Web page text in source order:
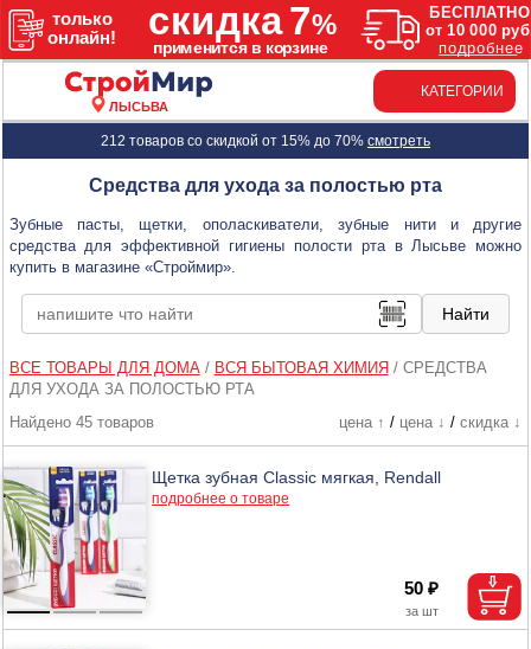
ЛЫСЬВА
КАТЕГОРИИ
212 товаров со скидкой от 15% до 70% смотреть
Средства для ухода за полостью рта
Зубные пасты, щетки, ополаскиватели, зубные нити и другие
средства для эффективной гигиены полости рта в Лысьве можно
купить в магазине «Строймир».
ВСЕ ТОВАРЫ ДЛЯ ДОМА/ ВСЯ БЫТОВАЯ ХИМИЯ / СРЕДСТВА
ДЛЯ УХОДА ЗА ПОЛОСТЬЮ РТА
Найдено 45 товаров
цена ↑ / цена ↓ / скидка ↓
Щетка зубная Classic мягкая, Rendall
подробнее о товаре
50 ₽